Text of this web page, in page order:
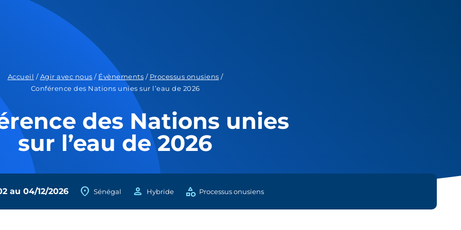
Accueil /Agir avec nous / Évènements / Processus onusiens /
Conférence des Nations unies sur l’eau de 2026
des Nations unies
sur l’eau de 2026
au 04/12/2026 location_on Sénégal person Hybride category Processus onusiens